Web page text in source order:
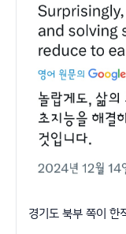
경기도 북부 쪽이 한